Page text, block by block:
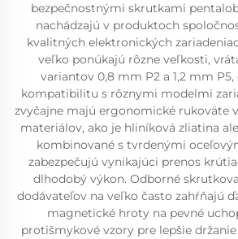
bezpečnostnými skrutkami
nachádzajú v produktoch
kvalitných elektronických
veľko ponúkajú rôzne veľkosti,
variantov 0,8 mm P2 a 1,2 mm P5,
kompatibilitu s rôznymi modelmi
zvyčajne majú ergonomické rukoväte
materiálov, ako je hliníková zliatina
kombinované s tvrdenými
zabezpečujú vynikajúci prenos
dlhodobý výkon. Odborné
dodávateľov na veľko často zahŕňajú
magnetické hroty na pevné
protišmykové vzory pre lepšie